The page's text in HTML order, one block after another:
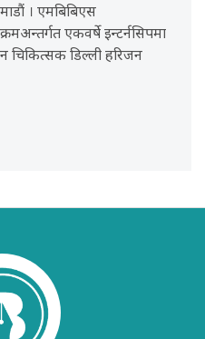
। एमबिबिएस
एकवर्षे इन्टर्नसिपमा
चिकित्सक डिल्ली हरिजन